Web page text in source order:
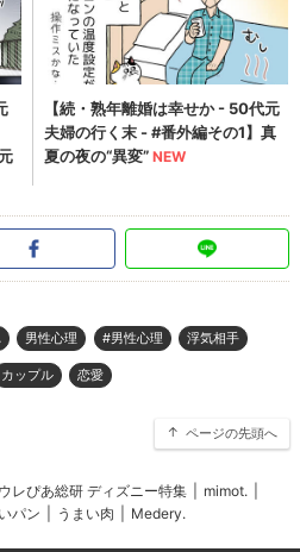
男性心理 #男性心理 浮気相手
カップル 恋愛
ページの先頭へ
ウレぴあ総研 ディズニー特集 mimot.
パン うまい肉 Medery.